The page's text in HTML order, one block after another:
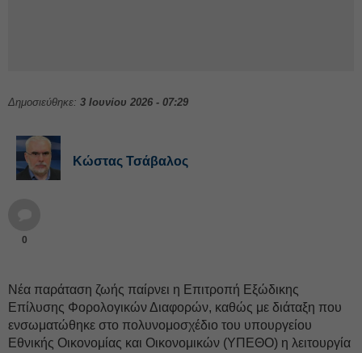
Δημοσιεύθηκε: 3 Ιουνίου 2026 - 07:29
Κώστας Τσάβαλος
0
Νέα παράταση ζωής παίρνει η Επιτροπή Εξώδικης
Επίλυσης Φορολογικών Διαφορών, καθώς με διάταξη που
ενσωματώθηκε στο πολυνομοσχέδιο του υπουργείου
Εθνικής Οικονομίας και Οικονομικών (ΥΠΕΘΟ) η λειτουργία